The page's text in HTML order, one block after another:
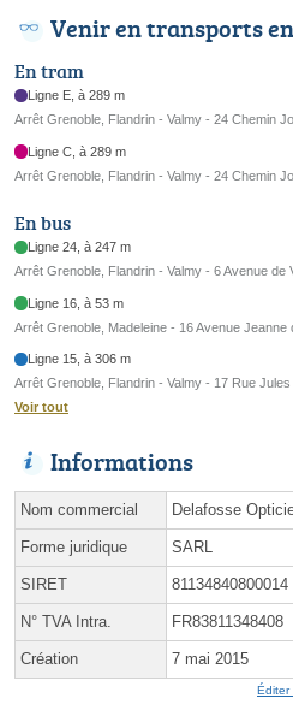
Venir en transports
En tram
Ligne E, à 289 m
Arrêt Grenoble, Flandrin - Valmy - 24 Chemin
Ligne C, à 289 m
Arrêt Grenoble, Flandrin - Valmy - 24 Chemin
En bus
Ligne 24, à 247 m
Arrêt Grenoble, Flandrin - Valmy - 6 Avenue de
Ligne 16, à 53 m
Arrêt Grenoble, Madeleine - 16 Avenue Jeanne
Ligne 15, à 306 m
Arrêt Grenoble, Flandrin - Valmy - 17 Rue
Voir tout
Informations
Nom commercial Delafosse
Forme juridique SARL
SIRET 81134840800014
N° TVA Intra. FR83811348408
Création 7 mai 2015
Éditer